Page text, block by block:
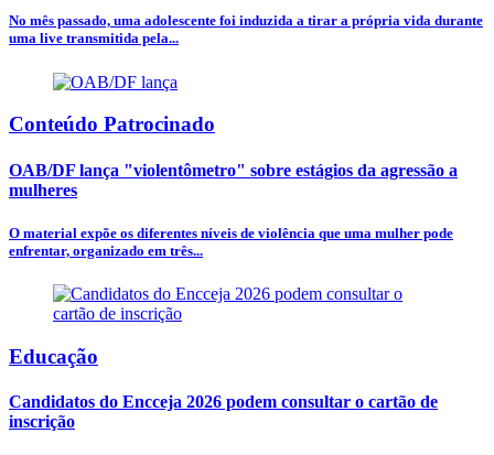
No mês passado, uma adolescente foi induzida a tirar a própria vida durante
uma live transmitida pela...
Conteúdo Patrocinado
OAB/DF lança "violentômetro" sobre estágios da agressão a
mulheres
O material expõe os diferentes níveis de violência que uma mulher pode
enfrentar, organizado em três...
Educação
Candidatos do Encceja 2026 podem consultar o cartão de
inscrição